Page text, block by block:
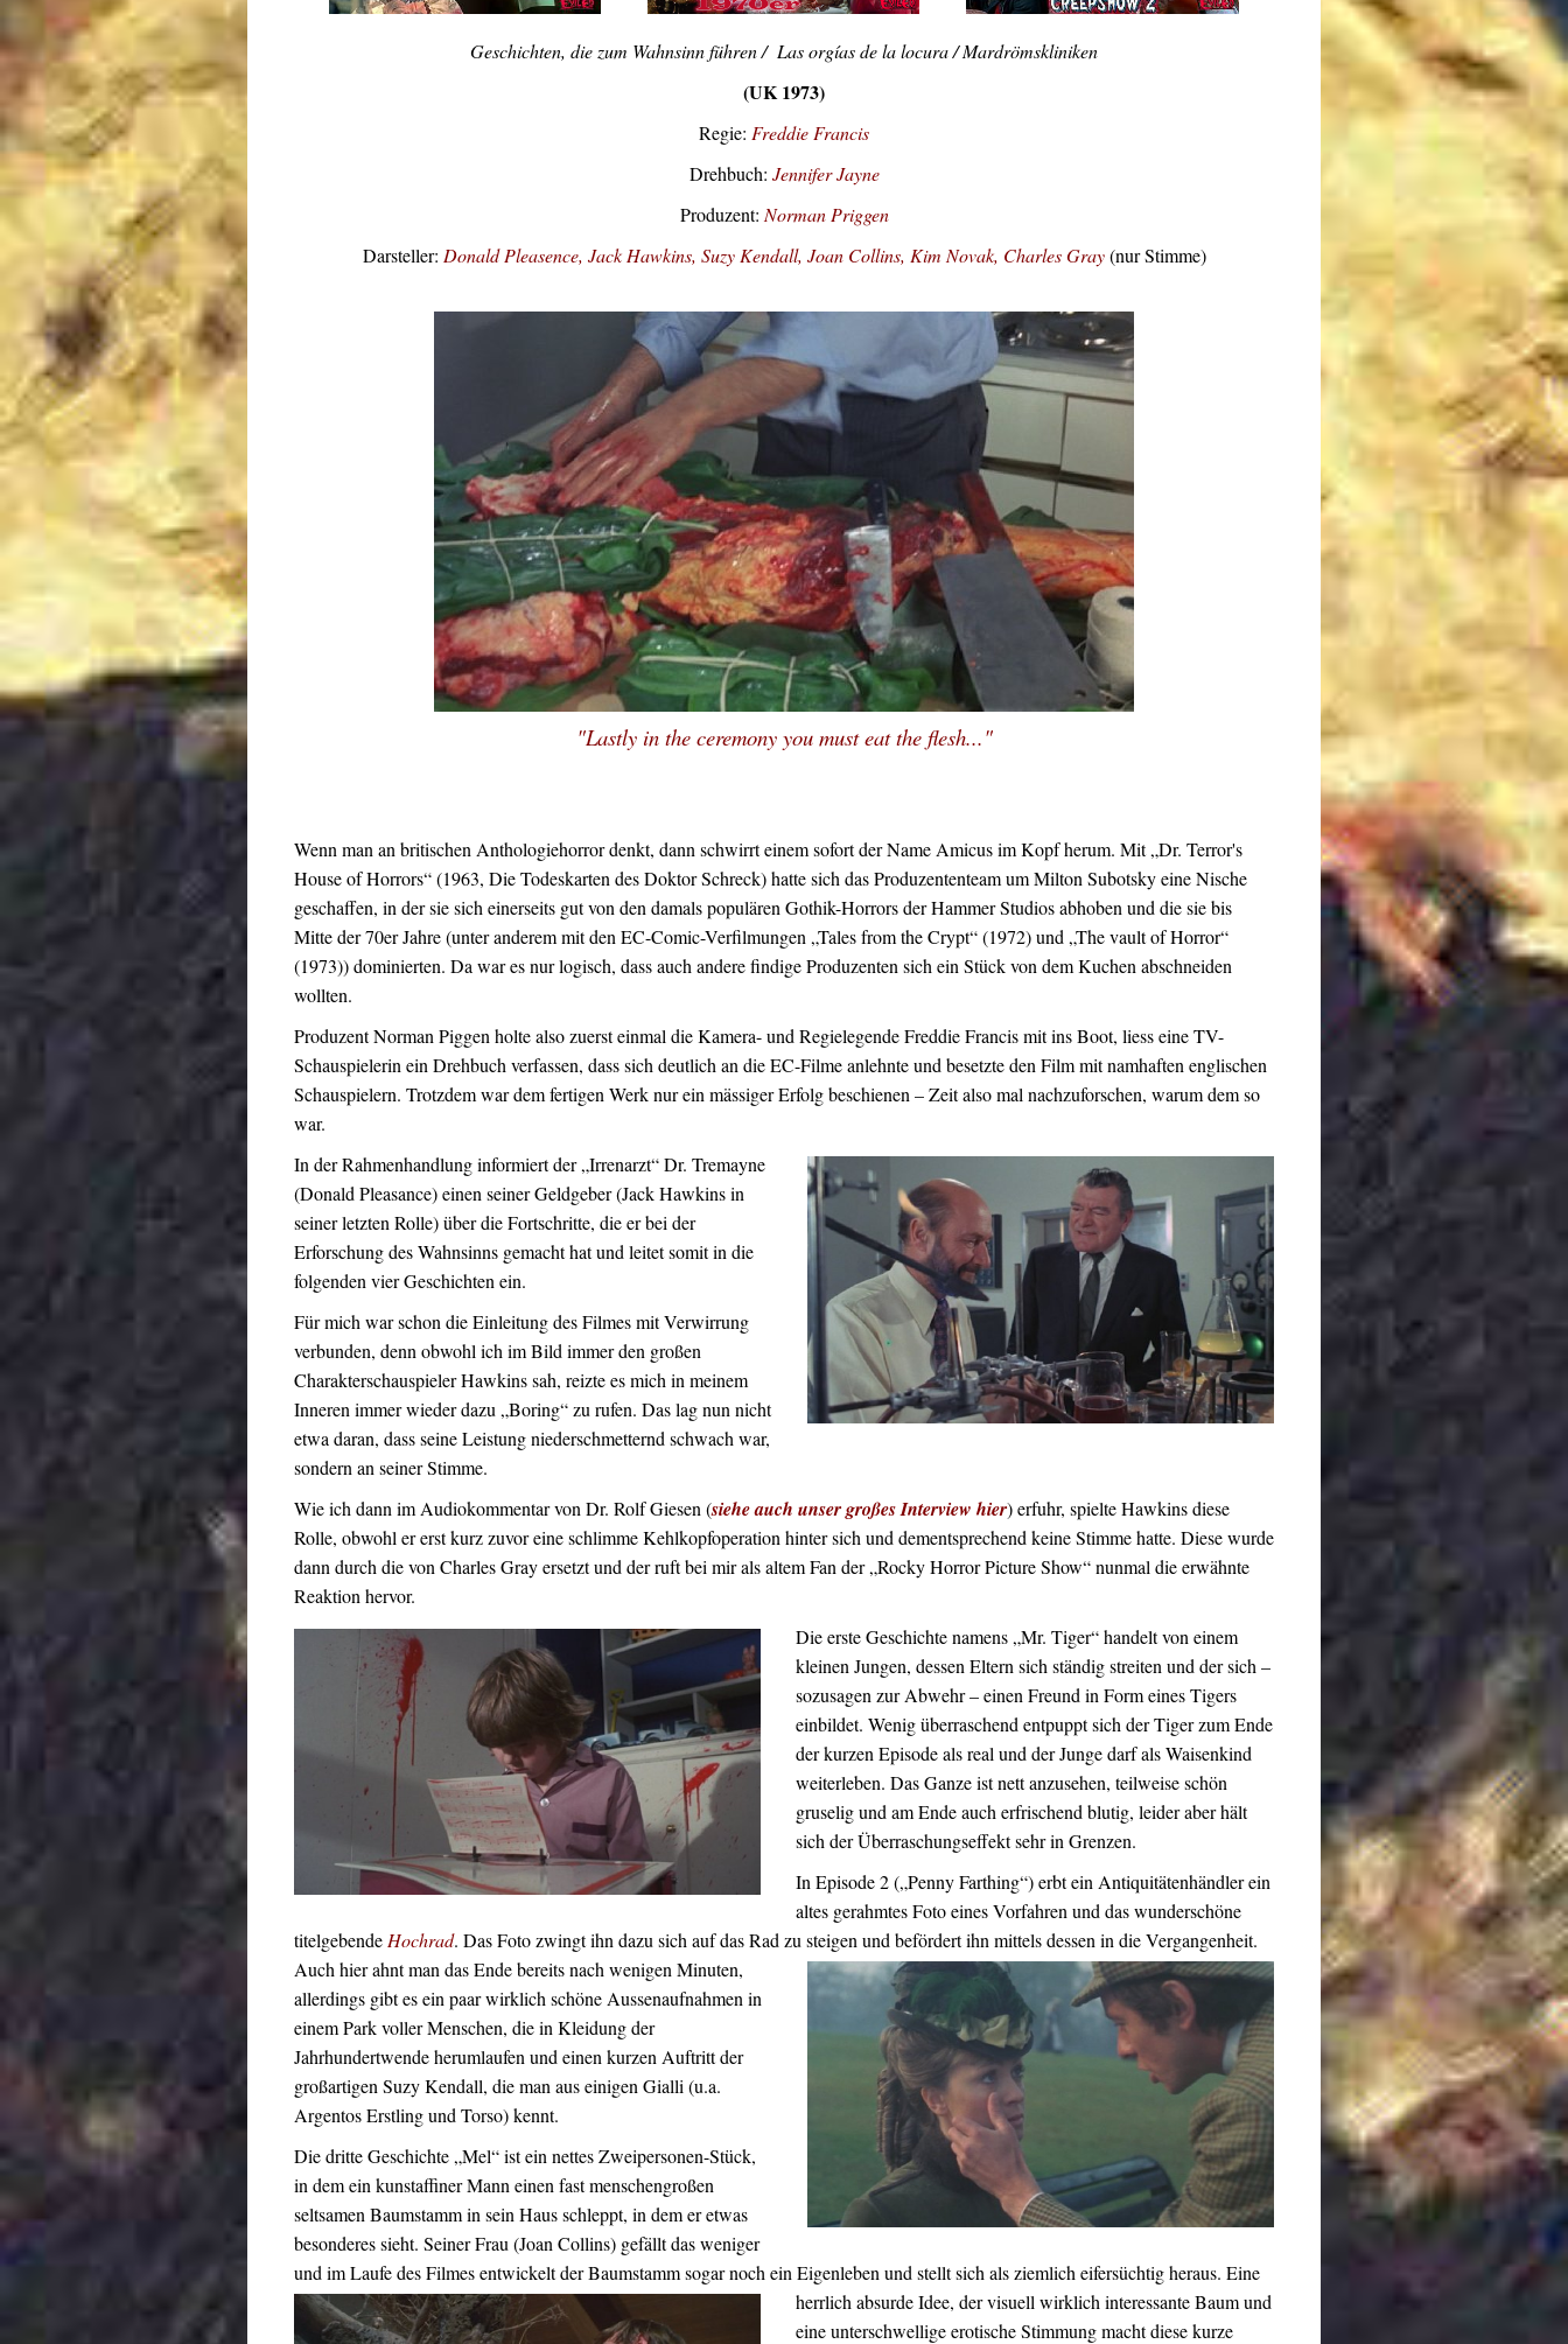
Geschichten, die zum Wahnsinn führen / Las orgías de la locura / Mardrömskliniken
(UK 1973)
Regie: Freddie Francis
Drehbuch: Jennifer Jayne
Produzent: Norman Priggen
Darsteller: Donald Pleasence, Jack Hawkins, Suzy Kendall, Joan Collins, Kim Novak, Charles Gray(nur Stimme)
"Lastly in the ceremony you must eat the flesh..."
Wenn man an britischen Anthologiehorror denkt, dann schwirrt einem sofort der Name Amicus im Kopf herum. Mit „Dr. Terror's
House of Horrors“ (1963, Die Todeskarten des Doktor Schreck) hatte sich das Produzententeam um Milton Subotsky eine Nische
geschaffen, in der sie sich einerseits gut von den damals populären Gothik-Horrors der Hammer Studios abhoben und die sie bis
Mitte der 70er Jahre (unter anderem mit den EC-Comic-Verfilmungen „Tales from the Crypt“ (1972) und „The vault of Horror“
(1973)) dominierten. Da war es nur logisch, dass auch andere findige Produzenten sich ein Stück von dem Kuchen abschneiden
wollten.
Produzent Norman Piggen holte also zuerst einmal die Kamera- und Regielegende Freddie Francis mit ins Boot, liess eine TV-
Schauspielerin ein Drehbuch verfassen, dass sich deutlich an die EC-Filme anlehnte und besetzte den Film mit namhaften englischen
Schauspielern. Trotzdem war dem fertigen Werk nur ein mässiger Erfolg beschienen – Zeit also mal nachzuforschen, warum dem so
war.
In der Rahmenhandlung informiert der „Irrenarzt“ Dr. Tremayne
(Donald Pleasance) einen seiner Geldgeber (Jack Hawkins in
seiner letzten Rolle) über die Fortschritte, die er bei der
Erforschung des Wahnsinns gemacht hat und leitet somit in die
folgenden vier Geschichten ein.
Für mich war schon die Einleitung des Filmes mit Verwirrung
verbunden, denn obwohl ich im Bild immer den großen
Charakterschauspieler Hawkins sah, reizte es mich in meinem
Inneren immer wieder dazu „Boring“ zu rufen. Das lag nun nicht
etwa daran, dass seine Leistung niederschmetternd schwach war,
sondern an seiner Stimme.
Wie ich dann im Audiokommentar von Dr. Rolf Giesen (siehe auch unser großes Interview hier) erfuhr, spielte Hawkins diese
Rolle, obwohl er erst kurz zuvor eine schlimme Kehlkopfoperation hinter sich und dementsprechend keine Stimme hatte. Diese wurde
dann durch die von Charles Gray ersetzt und der ruft bei mir als altem Fan der „Rocky Horror Picture Show“ nunmal die erwähnte
Reaktion hervor.
Die erste Geschichte namens „Mr. Tiger“ handelt von einem
kleinen Jungen, dessen Eltern sich ständig streiten und der sich –
sozusagen zur Abwehr – einen Freund in Form eines Tigers
einbildet. Wenig überraschend entpuppt sich der Tiger zum Ende
der kurzen Episode als real und der Junge darf als Waisenkind
weiterleben. Das Ganze ist nett anzusehen, teilweise schön
gruselig und am Ende auch erfrischend blutig, leider aber hält
sich der Überraschungseffekt sehr in Grenzen.
In Episode 2 („Penny Farthing“) erbt ein Antiquitätenhändler ein
altes gerahmtes Foto eines Vorfahren und das wunderschöne
titelgebende Hochrad. Das Foto zwingt ihn dazu sich auf das Rad zu steigen und befördert ihn mittels dessen in die Vergangenheit.
Auch hier ahnt man das Ende bereits nach wenigen Minuten,
allerdings gibt es ein paar wirklich schöne Aussenaufnahmen in
einem Park voller Menschen, die in Kleidung der
Jahrhundertwende herumlaufen und einen kurzen Auftritt der
großartigen Suzy Kendall, die man aus einigen Gialli (u.a.
Argentos Erstling und Torso) kennt.
Die dritte Geschichte „Mel“ ist ein nettes Zweipersonen-Stück,
in dem ein kunstaffiner Mann einen fast menschengroßen
seltsamen Baumstamm in sein Haus schleppt, in dem er etwas
besonderes sieht. Seiner Frau (Joan Collins) gefällt das weniger
und im Laufe des Filmes entwickelt der Baumstamm sogar noch ein Eigenleben und stellt sich als ziemlich eifersüchtig heraus. Eine
herrlich absurde Idee, der visuell wirklich interessante Baum und
eine unterschwellige erotische Stimmung macht diese kurze